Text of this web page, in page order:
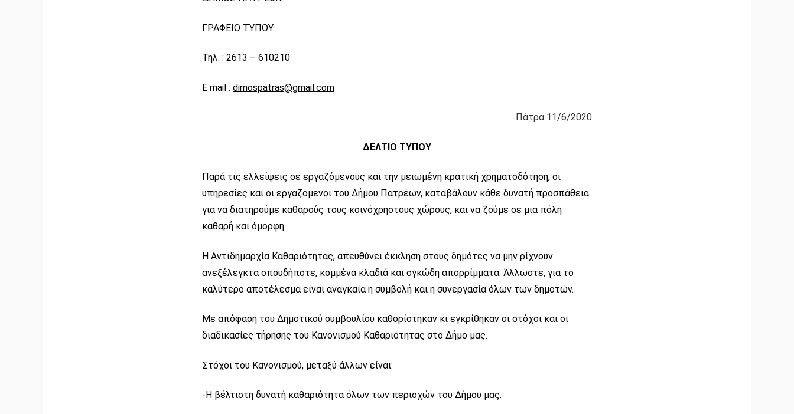
ΓΡΑΦΕΙΟ ΤΥΠΟΥ
Τηλ. : 2613 – 610210
E mail : dimospatras@gmail.com
Πάτρα 11/6/2020
ΔΕΛΤΙΟ ΤΥΠΟΥ
Παρά τις ελλείψεις σε εργαζόμενους και την μειωμένη κρατική χρηματοδότηση, οι
υπηρεσίες και οι εργαζόμενοι του Δήμου Πατρέων, καταβάλουν κάθε δυνατή προσπάθεια
για να διατηρούμε καθαρούς τους κοινόχρηστους χώρους, και να ζούμε σε μια πόλη
καθαρή και όμορφη.
Η Αντιδημαρχία Καθαριότητας, απευθύνει έκκληση στους δημότες να μην ρίχνουν
ανεξέλεγκτα οπουδήποτε, κομμένα κλαδιά και ογκώδη απορρίμματα. Άλλωστε, για το
καλύτερο αποτέλεσμα είναι αναγκαία η συμβολή και η συνεργασία όλων των δημοτών.
Με απόφαση του Δημοτικού συμβουλίου καθορίστηκαν κι εγκρίθηκαν οι στόχοι και οι
διαδικασίες τήρησης του Κανονισμού Καθαριότητας στο Δήμο μας.
Στόχοι του Κανονισμού, μεταξύ άλλων είναι:
-Η βέλτιστη δυνατή καθαριότητα όλων των περιοχών του Δήμου μας.